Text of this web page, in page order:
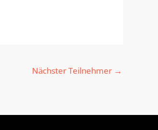
Nächster Teilnehmer →